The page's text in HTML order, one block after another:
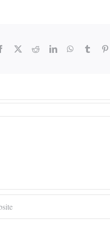
Facebook RedditLinkedInWhatsApp
Tumblr